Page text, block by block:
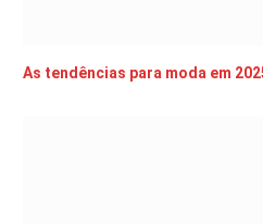
As tendências para moda em